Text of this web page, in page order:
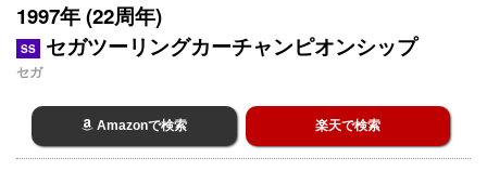
1997年 (22周年)
SS セガツーリングカーチャンピオンシップ
セガ
Amazonで検索 楽天で検索